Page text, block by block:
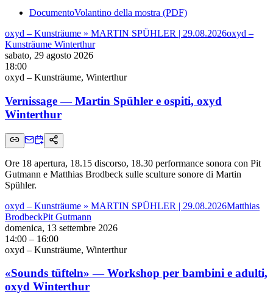
DocumentoVolantino della mostra (PDF)
oxyd – Kunsträume » MARTIN SPÜHLER | 29.08.2026oxyd –
Kunsträume Winterthur
sabato, 29 agosto 2026
18:00
oxyd – Kunsträume, Winterthur
Vernissage — Martin Spühler e ospiti, oxyd
Winterthur
Ore 18 apertura, 18.15 discorso, 18.30 performance sonora con Pit
Gutmann e Matthias Brodbeck sulle sculture sonore di Martin
Spühler.
oxyd – Kunsträume » MARTIN SPÜHLER | 29.08.2026Matthias
BrodbeckPit Gutmann
domenica, 13 settembre 2026
14:00 – 16:00
oxyd – Kunsträume, Winterthur
«Sounds tüfteln» — Workshop per bambini e adulti,
oxyd Winterthur